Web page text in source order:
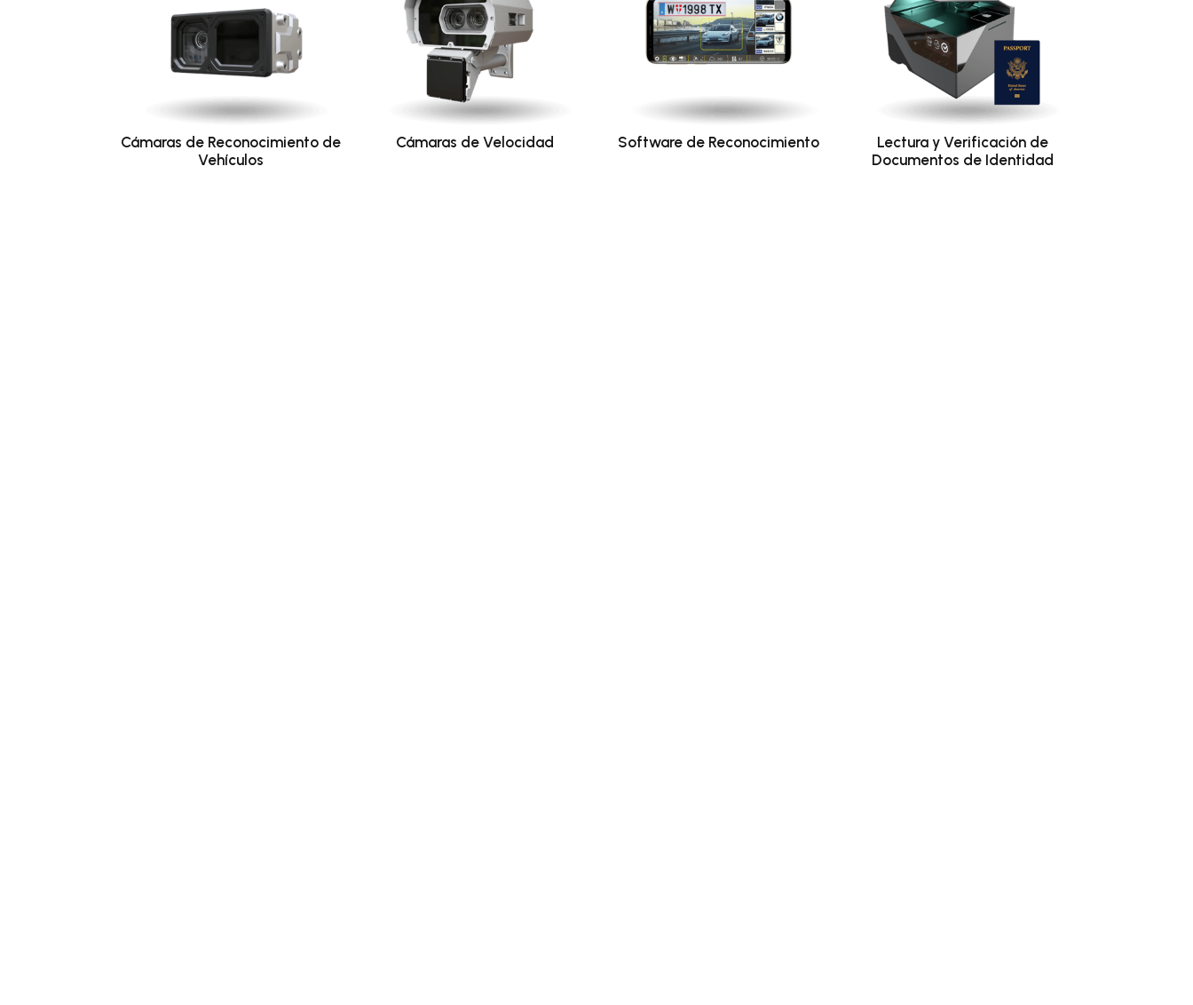
Cámaras de Reconocimiento de
Vehículos
Cámaras de Velocidad Software de Reconocimiento
Lectura y Verificación de
Documentos de Identidad